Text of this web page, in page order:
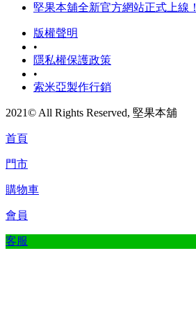
堅果本舖全新官方網站正式上線！
版權聲明
•
隱私權保護政策
•
索米亞製作行銷
2021© All Rights Reserved, 堅果本舖
首頁
門市
購物車
會員
客服